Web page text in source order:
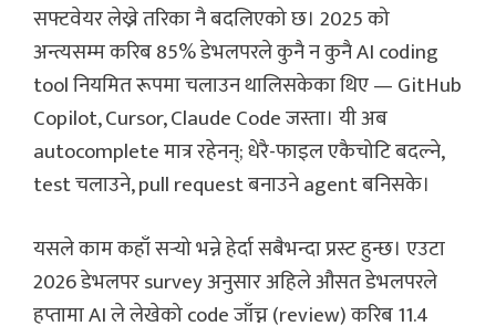
सफ्टवेयर लेख्ने तरिका नै बदलिएको छ। 2025 को
अन्त्यसम्म करिब 85% डेभलपरले कुनै न कुनै AI coding
tool नियमित रूपमा चलाउन थालिसकेका थिए — GitHub
Copilot, Cursor, Claude Code जस्ता। यी अब
autocomplete मात्र रहेनन्; धेरै-फाइल एकैचोटि बदल्ने,
test चलाउने, pull request बनाउने agent बनिसके।
यसले काम कहाँ सर्‍यो भन्ने हेर्दा सबैभन्दा प्रस्ट हुन्छ। एउटा
2026 डेभलपर survey अनुसार अहिले औसत डेभलपरले
हप्तामा AI ले लेखेको code जाँच्न (review) करिब 11.4